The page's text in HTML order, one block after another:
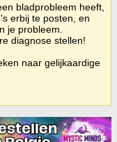
bladprobleem heeft,
erbij te posten, en
je probleem.
diagnose stellen!
naar gelijkaardige